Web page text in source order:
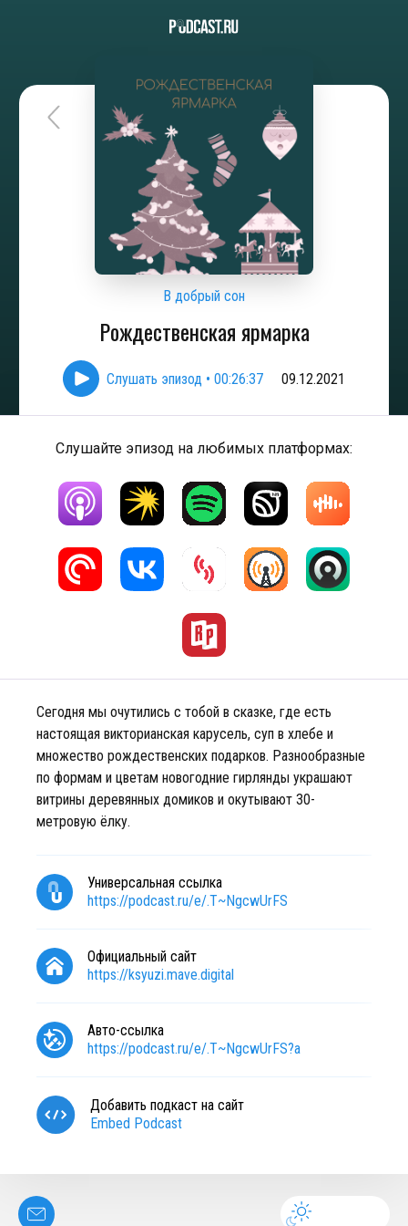
В добрый сон
Рождественская ярмарка
Слушать эпизод • 00:26:37 09.12.2021
Слушайте эпизод на любимых платформах:
Сегодня мы очутились с тобой в сказке, где есть
настоящая викторианская карусель, суп в хлебе и
множество рождественских подарков. Разнообразные
по формам и цветам новогодние гирлянды украшают
витрины деревянных домиков и окутывают 30-
метровую ёлку.
Универсальная ссылка
https://podcast.ru/e/.T~NgcwUrFS
Официальный сайт
https://ksyuzi.mave.digital
Авто-ссылка
https://podcast.ru/e/.T~NgcwUrFS?a
Добавить подкаст на сайт
Embed Podcast